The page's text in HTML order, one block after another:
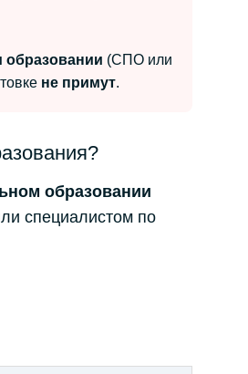
образовании (СПО или
не примут.
образовании
специалистом по